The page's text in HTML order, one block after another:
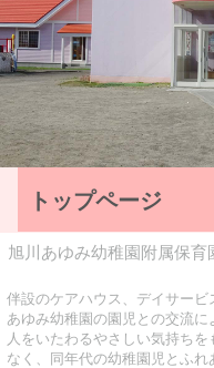
トップページ
旭川あゆみ幼稚園附属保
伴設のケアハウス、デイサー
あゆみ幼稚園の園児との交流に
人をいたわるやさしい気持ち
なく、同年代の幼稚園児とふれ